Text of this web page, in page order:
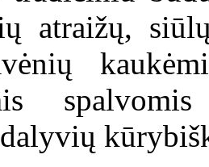
atraižų,